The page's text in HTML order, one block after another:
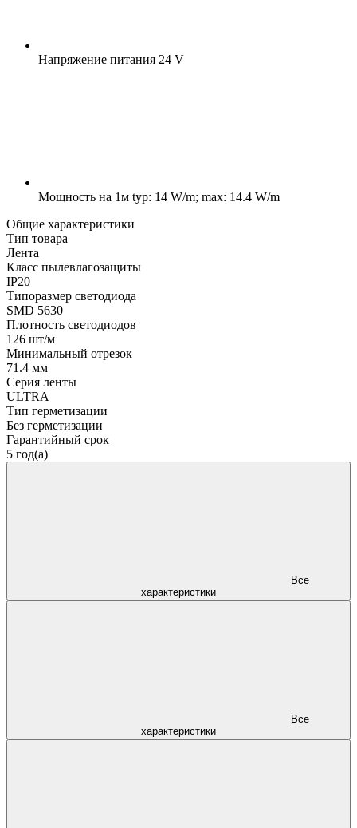
Напряжение питания 24 V
Мощность на 1м typ: 14 W/m; max: 14.4 W/m
Общие характеристики
Тип товара
Лента
Класс пылевлагозащиты
IP20
Типоразмер светодиода
SMD 5630
Плотность светодиодов
126 шт/м
Минимальный отрезок
71.4 мм
Серия ленты
ULTRA
Тип герметизации
Без герметизации
Гарантийный срок
5 год(а)
характеристики
характеристики